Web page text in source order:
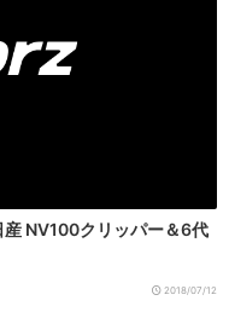
NV100クリッパー＆6代
2018/07/12